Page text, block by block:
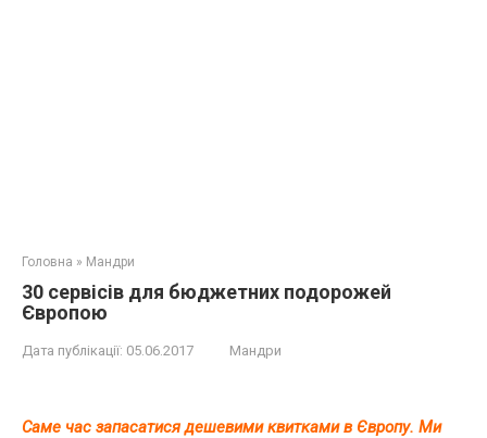
Головна » Мандри
30 сервісів для бюджетних подорожей
Європою
Дата публікації: 05.06.2017 Мандри
Cаме час запасатися дешевими квитками в Європу. Ми